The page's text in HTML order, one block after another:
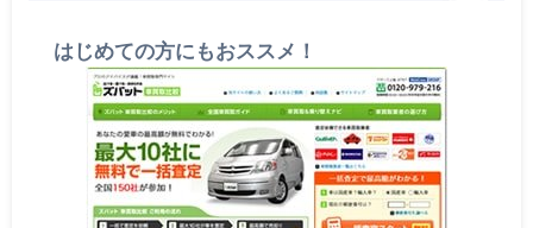
はじめての方にもおススメ！